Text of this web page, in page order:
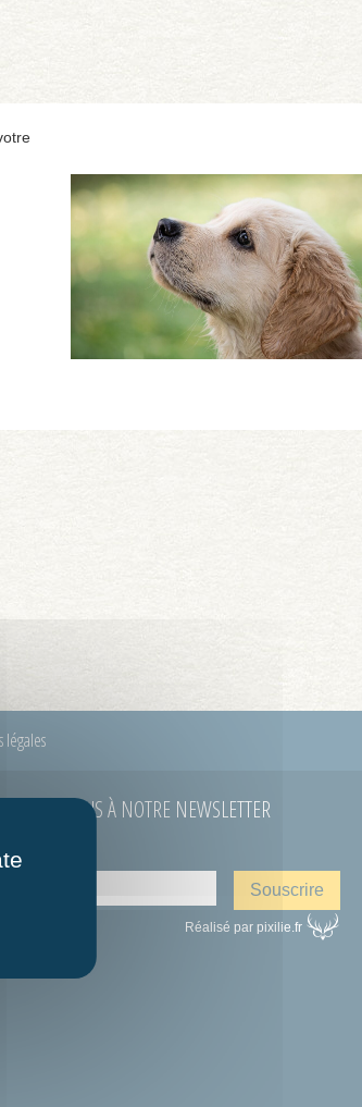
légales
ABONNEZ-VOUS À NOTRE NEWSLETTER
Réalisé par pixilie.fr